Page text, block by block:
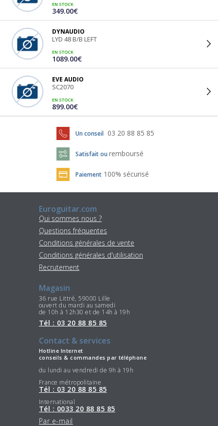
EN STOCK
349.00€
DYNAUDIO
LYD 48 B/B LEFT
EN STOCK
1089.00€
EVE AUDIO
SC2070
EN STOCK
899.00€
Un conseil 03 20 88 85 85
Satisfait ou remboursé
Paiement 100% sécurisé
Euroguitar.com
Qui sommes nous ?
Questions fréquentes
Conditions générales de vente
Conditions générales d'utilisation
Recrutement
Magasin
36 rue Littré, 59000 Lille
ouvert du mardi au samedi
de 10h à 12h30 et de 14h à 19h
Tél : 03 20 88 85 85
Contact & services
Hotline Internet
conseils & commandes par téléphone
du lundi au vendredi de 9h à 19h
France métropolitaine
Tél : 03 20 88 85 85
International
Tél : 0033 20 88 85 85
Par e-mail